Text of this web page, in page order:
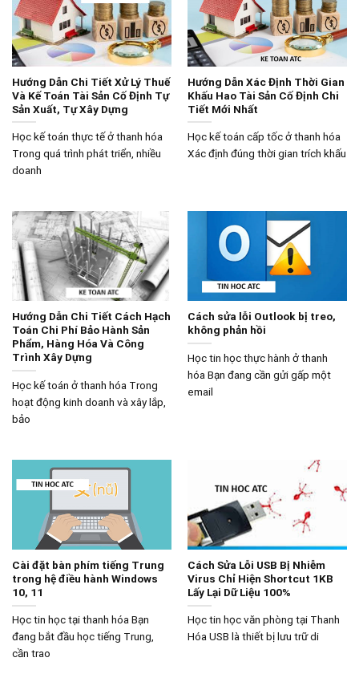
Hướng Dẫn Chi Tiết Xử Lý Thuế
Và Kế Toán Tài Sản Cố Định Tự
Sản Xuất, Tự Xây Dựng
Học kế toán thực tế ở thanh hóa
Trong quá trình phát triển, nhiều
doanh
Hướng Dẫn Xác Định Thời Gian
Khấu Hao Tài Sản Cố Định Chi
Tiết Mới Nhất
Học kế toán cấp tốc ở thanh hóa
Xác định đúng thời gian trích khấu
Hướng Dẫn Chi Tiết Cách Hạch
Toán Chi Phí Bảo Hành Sản
Phẩm, Hàng Hóa Và Công
Trình Xây Dựng
Học kế toán ở thanh hóa Trong
hoạt động kinh doanh và xây lắp,
bảo
Cách sửa lỗi Outlook bị treo,
không phản hồi
Học tin học thực hành ở thanh
hóa Bạn đang cần gửi gấp một
email
Cài đặt bàn phím tiếng Trung
trong hệ điều hành Windows
10, 11
Học tin học tại thanh hóa Bạn
đang bắt đầu học tiếng Trung,
cần trao
Cách Sửa Lỗi USB Bị Nhiễm
Virus Chỉ Hiện Shortcut 1KB
Lấy Lại Dữ Liệu 100%
Học tin học văn phòng tại Thanh
Hóa USB là thiết bị lưu trữ di